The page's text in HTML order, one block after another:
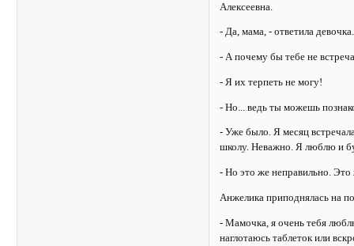
Алексеевна.
- Да, мама, - ответила девочка.
- А почему бы тебе не
- Я их терпеть не могу!
- Но... ведь ты можешь
- Уже было. Я месяц
школу. Неважно. Я люблю и
- Но это же неправильно.
Анжелика приподнялась на
- Мамочка, я очень тебя
наглотаюсь таблеток или